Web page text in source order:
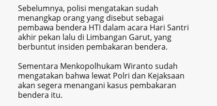
Sebelumnya, polisi mengatakan sudah
menangkap orang yang disebut sebagai
pembawa bendera HTI dalam acara Hari Santri
akhir pekan lalu di Limbangan Garut, yang
berbuntut insiden pembakaran bendera.
Sementara Menkopolhukam Wiranto sudah
mengatakan bahwa lewat Polri dan Kejaksaan
akan segera menangani kasus pembakaran
bendera itu.